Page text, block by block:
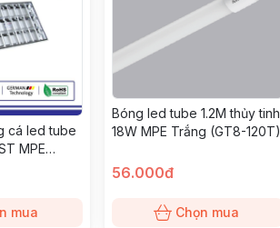
cá led tube
MPE
mua
Bóng led tube 1.2M thủy tinh
18W MPE Trắng (GT8-120T)
56.000đ
Chọn mua